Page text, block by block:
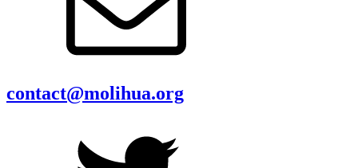
contact@molihua.org